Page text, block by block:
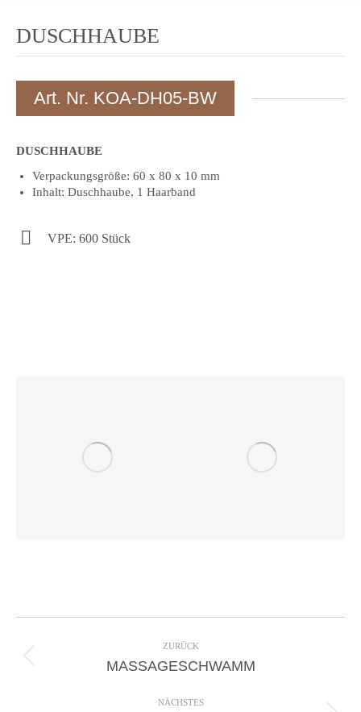
DUSCHHAUBE
Art. Nr. KOA-DH05-BW
DUSCHHAUBE
Verpackungsgröße: 60 x 80 x 10 mm
Inhalt: Duschhaube, 1 Haarband
VPE: 600 Stück
ZURÜCK
Previous
MASSAGESCHWAMM
NÄCHSTES